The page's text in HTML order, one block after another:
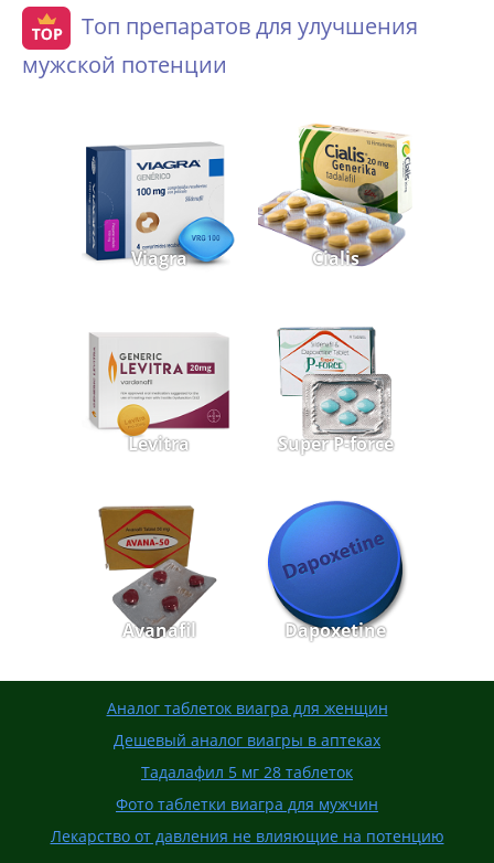
Топ препаратов для улучшения
мужской потенции
Viagra Cialis
Levitra Super P-force
Avanafil Dapoxetine
Аналог таблеток виагра для женщин
Дешевый аналог виагры в аптеках
Тадалафил 5 мг 28 таблеток
Фото таблетки виагра для мужчин
Лекарство от давления не влияющие на потенцию